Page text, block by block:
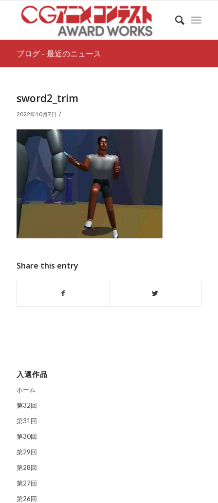
ブログ - 最近のニュース
sword2_trim
2022年10月7日 /
Share this entry
入選作品
ホーム
第32回
第31回
第30回
第29回
第28回
第27回
第26回